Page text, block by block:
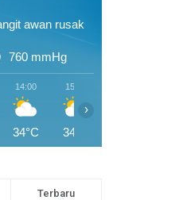
awan rusak
760 mmHg
14:00
34°C
15:00
34°C
›
Terbaru